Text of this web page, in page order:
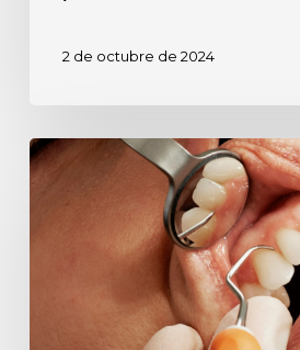
2 de octubre de 2024
Anestesia